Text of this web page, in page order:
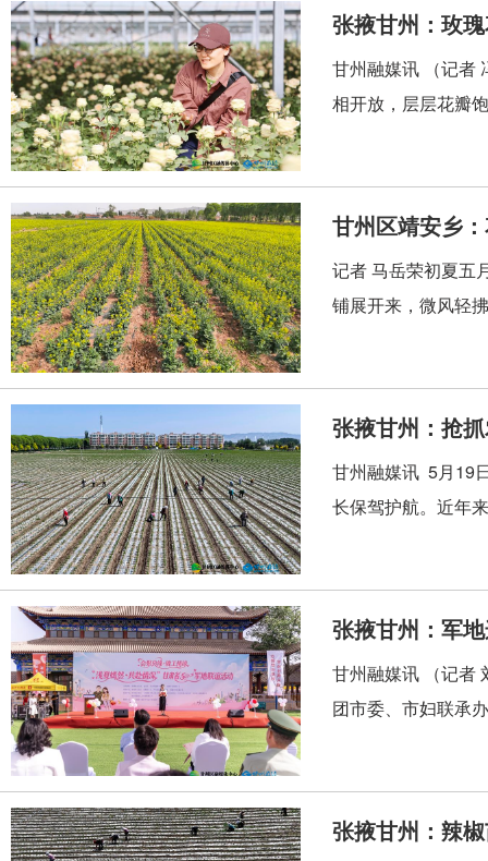
张掖甘州：玫
甘州融媒讯 （记者
相开放，层层花瓣
甘州区靖安乡
记者 马岳荣初夏五
铺展开来，微风轻
张掖甘州：抢
甘州融媒讯 5月19
长保驾护航。近年
张掖甘州：军
甘州融媒讯 （记者
团市委、市妇联承
张掖甘州：辣